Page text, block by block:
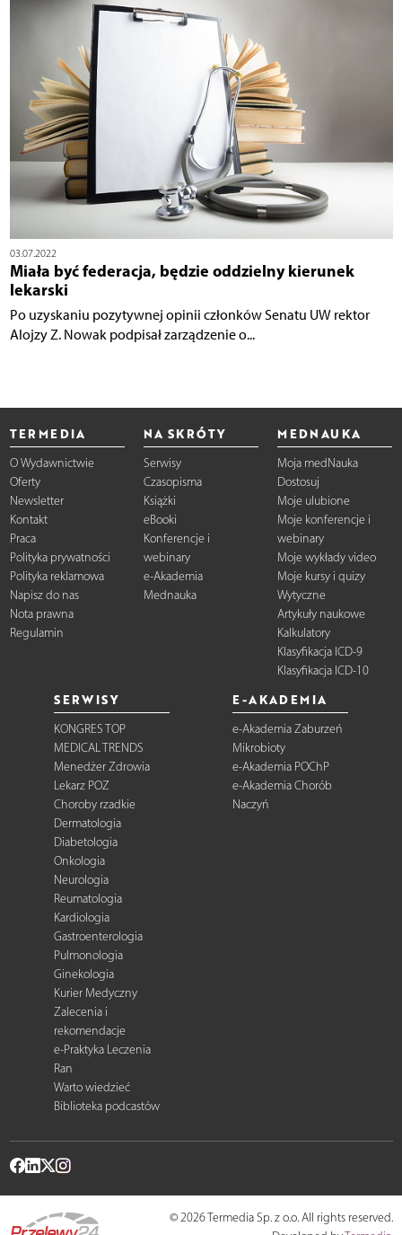
03.07.2022
Miała być federacja, będzie oddzielny kierunek
lekarski
Po uzyskaniu pozytywnej opinii członków Senatu UW rektor
Alojzy Z. Nowak podpisał zarządzenie o...
TERMEDIA
O Wydawnictwie
Oferty
Newsletter
Kontakt
Praca
Polityka prywatności
Polityka reklamowa
Napisz do nas
Nota prawna
Regulamin
NA SKRÓTY
Serwisy
Czasopisma
Książki
eBooki
Konferencje i
webinary
e-Akademia
Mednauka
MEDNAUKA
Moja medNauka
Dostosuj
Moje ulubione
Moje konferencje i
webinary
Moje wykłady video
Moje kursy i quizy
Wytyczne
Artykuły naukowe
Kalkulatory
Klasyfikacja ICD-9
Klasyfikacja ICD-10
SERWISY
KONGRES TOP
MEDICAL TRENDS
Menedżer Zdrowia
Lekarz POZ
Choroby rzadkie
Dermatologia
Diabetologia
Onkologia
Neurologia
Reumatologia
Kardiologia
Gastroenterologia
Pulmonologia
Ginekologia
Kurier Medyczny
Zalecenia i
rekomendacje
e-Praktyka Leczenia
Ran
Warto wiedzieć
Biblioteka podcastów
E-AKADEMIA
e-Akademia Zaburzeń
Mikrobioty
e-Akademia POChP
e-Akademia Chorób
Naczyń
© 2026 Termedia Sp. z o.o. All rights reserved.